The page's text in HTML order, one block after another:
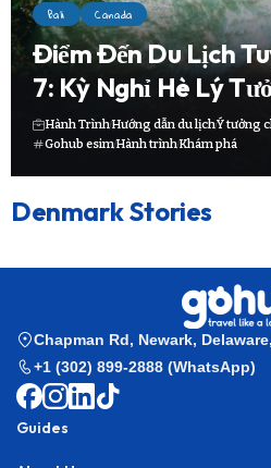
Bali Canada
Điểm Đến Du Lịch
7: Kỳ Nghỉ Hè Lý
Hành TrìnhHướng dẫn du lịchÝ tưởng
Gohub esimHành trìnhKhám phá
Denmark Stories
Chapman Rd, Newark,
+1 (302) 899-2888 (WhatsApp)
Guides